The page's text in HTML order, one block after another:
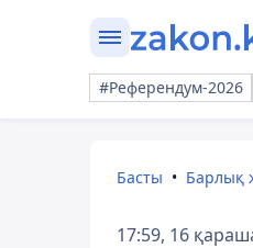
#Референдум-2026
Басты Барлық
17:59, 16